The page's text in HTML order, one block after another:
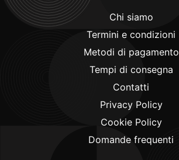
Chi siamo
Termini e condizioni
Metodi di pagamento
Tempi di consegna
Contatti
Privacy Policy
Cookie Policy
Domande frequenti